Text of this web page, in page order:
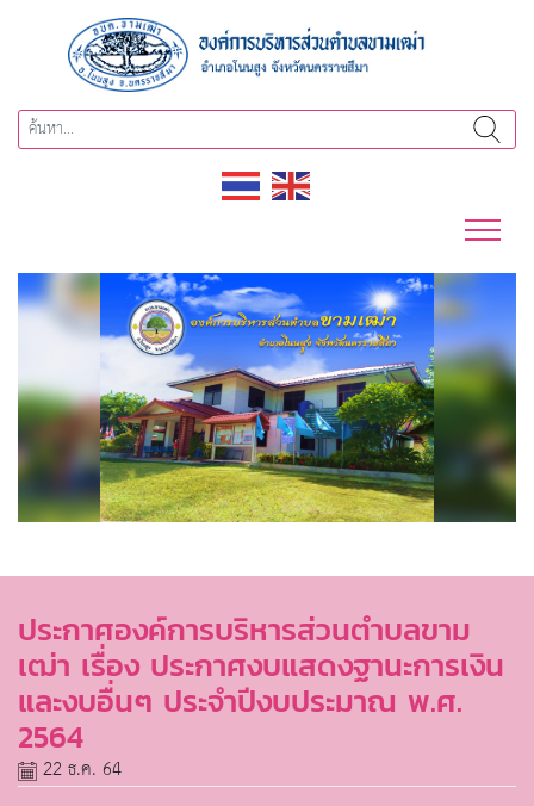
ประกาศองค์การบริหารส่วนตำบลขาม
เฒ่า เรื่อง ประกาศงบแสดงฐานะการเงิน
และงบอื่นๆ ประจำปีงบประมาณ พ.ศ.
2564
22 ธ.ค. 64